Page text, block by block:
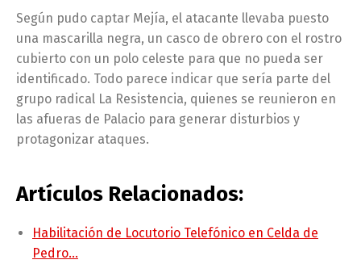
Según pudo captar Mejía, el atacante llevaba puesto
una mascarilla negra, un casco de obrero con el rostro
cubierto con un polo celeste para que no pueda ser
identificado. Todo parece indicar que sería parte del
grupo radical La Resistencia, quienes se reunieron en
las afueras de Palacio para generar disturbios y
protagonizar ataques.
Artículos Relacionados:
Habilitación de Locutorio Telefónico en Celda de
Pedro…